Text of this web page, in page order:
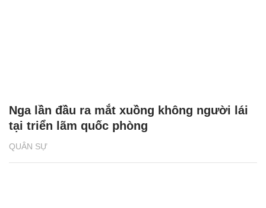
QUÂN SỰ
Nga lần đầu ra mắt xuồng không người lái
tại triển lãm quốc phòng